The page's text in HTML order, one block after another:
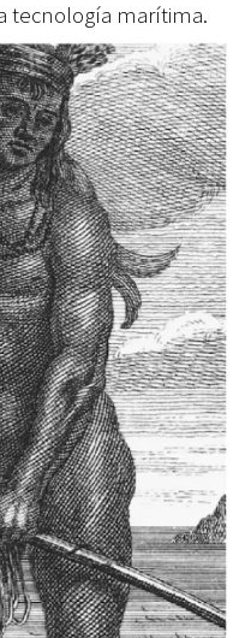
tecnología marítima.